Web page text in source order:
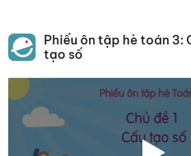
Phiếu ôn tập hè toán 3:
tạo số